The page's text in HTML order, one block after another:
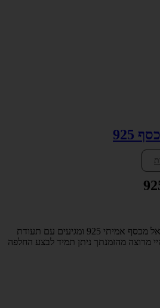
925
זה
את
האפשרויות
כל התכשיטים מיוצרים בישראל מכסף אמיתי 925 ומגיעים עם תעודת
מרוצה מהזמנתך ניתן תמיד לבצע החלפה